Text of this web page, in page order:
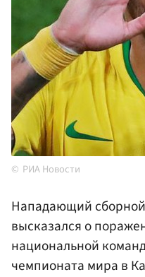
РИА Новости
Нападающий сборной
высказался о
национальной
чемпионата мира в